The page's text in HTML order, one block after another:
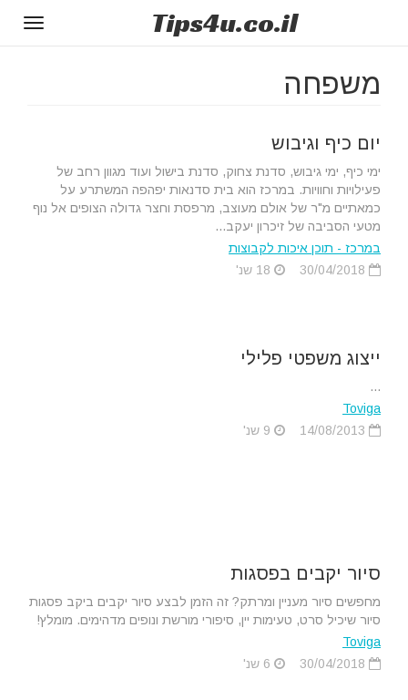
Tips4u.co.il
משפחה
יום כיף וגיבוש
ימי כיף, ימי גיבוש, סדנת צחוק, סדנת בישול ועוד מגוון רחב של
פעילויות וחוויות. במרכז הוא בית סדנאות יפהפה המשתרע על
כמאתיים מ"ר של אולם מעוצב, מרפסת וחצר גדולה הצופים אל נוף
מטעי הסביבה של זיכרון יעקב...
במרכז - תוכן איכות לקבוצות
ייצוג משפטי פלילי
...
Toviga
סיור יקבים בפסגות
מחפשים סיור מעניין ומרתק? זה הזמן לבצע סיור יקבים ביקב פסגות
סיור שיכיל סרט, טעימות יין, סיפורי מורשת ונופים מדהימים. מומלץ!
Toviga